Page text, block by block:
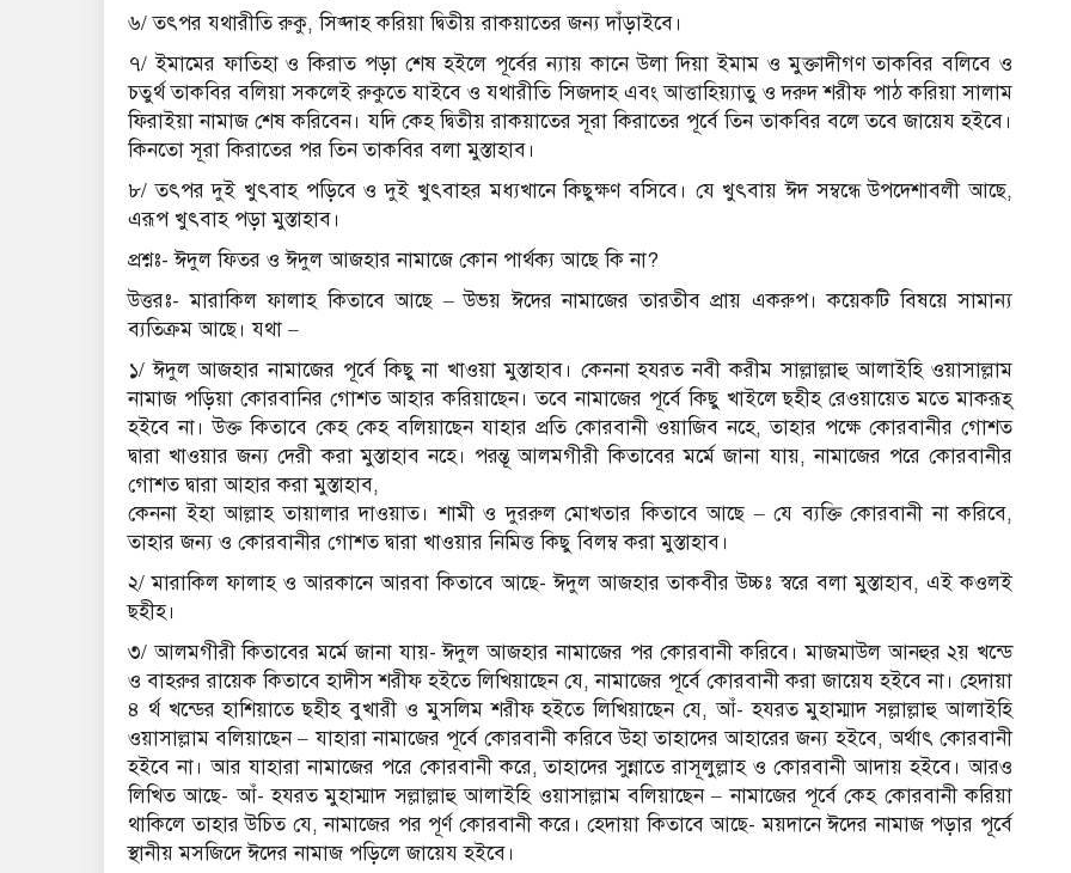
৬/ তৎপর যথারীতি রুকু, সিজ্দাহ করিয়া দ্বিতীয় রাকয়াতের জন্য দাঁড়াইবে।
৭/ ইমামের ফাতিহা ও কিরাত পড়া শেষ হইলে পূর্বের ন্যায় কানে উলা দিয়া ইমাম ও মুক্তাদীগণ তাকবির বলিবে ও
চতুর্থ তাকবির বলিয়া সকলেই রুকুতে যাইবে ও যথারীতি সিজদাহ এবং আত্তাহিয়্যাতু ও দরুদ শরীফ পাঠ করিয়া সালাম
ফিরাইয়া নামাজ শেষ করিবেন। যদি কেহ দ্বিতীয় রাকয়াতের সূরা কিরাতের পূর্বে তিন তাকবির বলে তবে জায়েয হইবে।
কিনতো সূরা কিরাতের পর তিন তাকবির বলা মুস্তাহাব।
৮/ তৎপর দুই খুৎবাহ পড়িবে ও দুই খুৎবাহর মধ্যখানে কিছুক্ষণ বসিবে। যে খুৎবায় ঈদ সম্বন্ধে উপদেশাবলী আছে,
এরূপ খুৎবাহ পড়া মুস্তাহাব।
প্রশ্নঃ- ঈদুল ফিতর ও ঈদুল আজহার নামাজে কোন পার্থক্য আছে কি না?
উত্তরঃ- মারাকিল ফালাহ কিতাবে আছে – উভয় ঈদের নামাজের তারতীব প্রায় একরুপ। কয়েকটি বিষয়ে সামান্য
ব্যতিক্রম আছে। যথা –
১/ ঈদুল আজহার নামাজের পূর্বে কিছু না খাওয়া মুস্তাহাব। কেননা হযরত নবী করীম সাল্লাল্লাহু আলাইহি ওয়াসাল্লাম
নামাজ পড়িয়া কোরবানির গোশত আহার করিয়াছেন। তবে নামাজের পূর্বে কিছু খাইলে ছহীহ রেওয়ায়েত মতে মাকরূহ্
হইবে না। উক্ত কিতাবে কেহ কেহ বলিয়াছেন যাহার প্রতি কোরবানী ওয়াজিব নহে, তাহার পক্ষে কোরবানীর গোশত
দ্বারা খাওয়ার জন্য দেরী করা মুস্তাহাব নহে। পরন্তূ আলমগীরী কিতাবের মর্মে জানা যায়, নামাজের পরে কোরবানীর
গোশত দ্বারা আহার করা মুস্তাহাব,
কেননা ইহা আল্লাহ তায়ালার দাওয়াত। শামী ও দুররুল মোখতার কিতাবে আছে – যে ব্যক্তি কোরবানী না করিবে,
তাহার জন্য ও কোরবানীর গোশত দ্বারা খাওয়ার নিমিত্ত কিছু বিলম্ব করা মুস্তাহাব।
২/ মারাকিল ফালাহ ও আরকানে আরবা কিতাবে আছে- ঈদুল আজহার তাকবীর উচ্চঃ স্বরে বলা মুস্তাহাব, এই কওলই
ছহীহ।
৩/ আলমগীরী কিতাবের মর্মে জানা যায়- ঈদুল আজহার নামাজের পর কোরবানী করিবে। মাজমাউল আনহুর ২য় খন্ডে
ও বাহরুর রায়েক কিতাবে হাদীস শরীফ হইতে লিখিয়াছেন যে, নামাজের পূর্বে কোরবানী করা জায়েয হইবে না। হেদায়া
৪ র্থ খন্ডের হাশিয়াতে ছহীহ বুখারী ও মুসলিম শরীফ হইতে লিখিয়াছেন যে, আঁ- হযরত মুহাম্মাদ সল্লাল্লাহু আলাইহি
ওয়াসাল্লাম বলিয়াছেন – যাহারা নামাজের পূর্বে কোরবানী করিবে উহা তাহাদের আহারের জন্য হইবে, অর্থাৎ কোরবানী
হইবে না। আর যাহারা নামাজের পরে কোরবানী করে, তাহাদের সুন্নাতে রাসূলুল্লাহ ও কোরবানী আদায় হইবে। আরও
লিখিত আছে- আঁ- হযরত মুহাম্মাদ সল্লাল্লাহু আলাইহি ওয়াসাল্লাম বলিয়াছেন – নামাজের পূর্বে কেহ কোরবানী করিয়া
থাকিলে তাহার উচিত যে, নামাজের পর পূর্ণ কোরবানী করে। হেদায়া কিতাবে আছে- ময়দানে ঈদের নামাজ পড়ার পূর্বে
স্থানীয় মসজিদে ঈদের নামাজ পড়িলে জায়েয হইবে।